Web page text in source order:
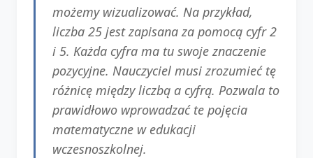
możemy wizualizować. Na przykład,
liczba 25 jest zapisana za pomocą cyfr 2
i 5. Każda cyfra ma tu swoje znaczenie
pozycyjne. Nauczyciel musi zrozumieć tę
różnicę między liczbą a cyfrą. Pozwala to
prawidłowo wprowadzać te pojęcia
matematyczne w edukacji
wczesnoszkolnej.